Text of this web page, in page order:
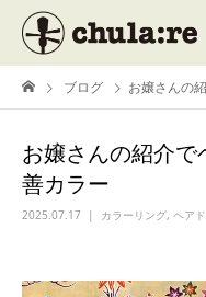
ブログ お嬢さんの
お嬢さんの紹介
善カラー
2025.07.17 カラーリング, ヘア